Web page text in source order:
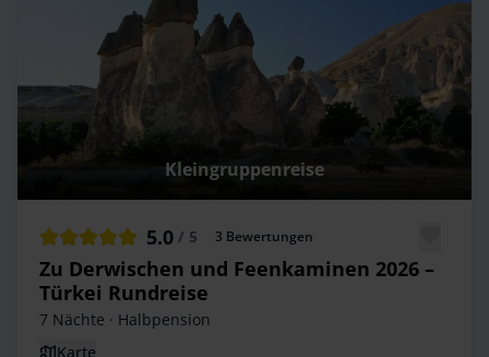
Kleingruppenreise
5.0 / 5 3 Bewertungen
Zu Derwischen und Feenkaminen 2026 –
Türkei Rundreise
7 Nächte · Halbpension
Karte